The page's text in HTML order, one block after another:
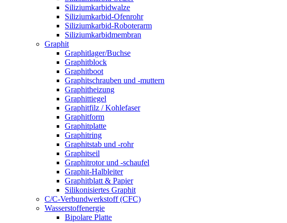
Siliziumkarbidwalze
Siliziumkarbid-Ofenrohr
Siliziumkarbid-Roboterarm
Siliziumkarbidmembran
Graphit
Graphitlager/Buchse
Graphitblock
Graphitboot
Graphitschrauben und -muttern
Graphitheizung
Graphittiegel
Graphitfilz / Kohlefaser
Graphitform
Graphitplatte
Graphitring
Graphitstab und -rohr
Graphitseil
Graphitrotor und -schaufel
Graphit-Halbleiter
Graphitblatt & Papier
Silikonisiertes Graphit
C/C-Verbundwerkstoff (CFC)
Wasserstoffenergie
Bipolare Platte